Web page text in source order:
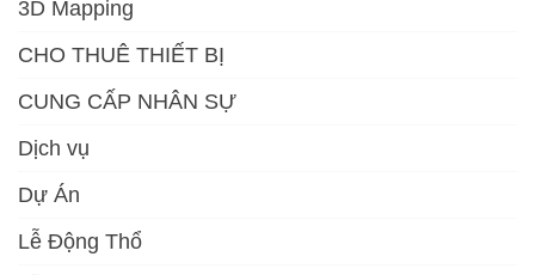
3D Mapping
CHO THUÊ THIẾT BỊ
CUNG CẤP NHÂN SỰ
Dịch vụ
Dự Án
Lễ Động Thổ